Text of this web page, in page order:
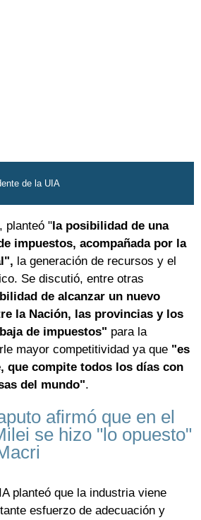
de la UIA
planteó " la posibilidad de una
impuestos, acompañada por la
la generación de recursos y el
Se discutió, entre otras
de alcanzar un nuevo
la Nación, las provincias y los
de impuestos" para la
mayor competitividad ya que "es
que compite todos los días con
del mundo".
afirmó que en el
se hizo "lo opuesto"
planteó que la industria viene
esfuerzo de adecuación y